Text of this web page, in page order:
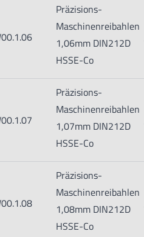
Präzisions-
Maschinenreibahlen
1,06mm DIN212D
HSSE-Co
Präzisions-
Maschinenreibahlen
1,07mm DIN212D
HSSE-Co
Präzisions-
Maschinenreibahlen
1,08mm DIN212D
HSSE-Co